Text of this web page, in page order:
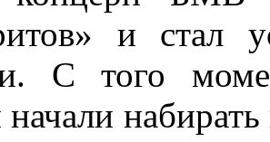
и стал
С того
начали